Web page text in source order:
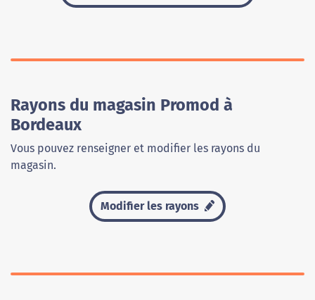
Rayons du magasin Promod à
Bordeaux
Vous pouvez renseigner et modifier les rayons du
magasin.
Modifier les rayons